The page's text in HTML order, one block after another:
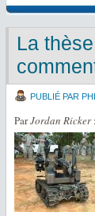
La
PUBLIÉ PAR
ParJordan Ricker: